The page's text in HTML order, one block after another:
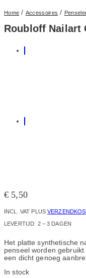
Home / Accessoires /
Roubloff Nailart
€ 5,50
INCL. VAT PLUS
LEVERTIJD: 2 – 3 DAGEN
Het platte synthetische
penseel worden
een dicht genoeg
In stock